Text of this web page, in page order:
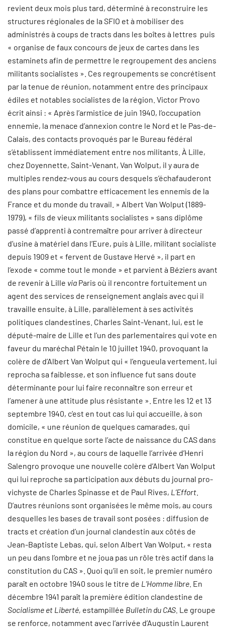
revient deux mois plus tard, déterminé à reconstruire les
structures régionales de la SFIO et à mobiliser des
administrés à coups de tracts dans les boîtes à lettres puis
« organise de faux concours de jeux de cartes dans les
estaminets afin de permettre le regroupement des anciens
militants socialistes ». Ces regroupements se concrétisent
par la tenue de réunion, notamment entre des principaux
édiles et notables socialistes de la région. Victor Provo
écrit ainsi : « Après l’armistice de juin 1940, l’occupation
ennemie, la menace d’annexion contre le Nord et le Pas-de-
Calais, des contacts provoqués par le Bureau fédéral
s’établissent immédiatement entre nos militants. À Lille,
chez Doyennette, Saint-Venant, Van Wolput, il y aura de
multiples rendez-vous au cours desquels s’échafauderont
des plans pour combattre efficacement les ennemis de la
France et du monde du travail. » Albert Van Wolput (1889-
1979), « fils de vieux militants socialistes » sans diplôme
passé d’apprenti à contremaître pour arriver à directeur
d’usine à matériel dans l’Eure, puis à Lille, militant socialiste
depuis 1909 et « fervent de Gustave Hervé », il part en
l’exode « comme tout le monde » et parvient à Béziers avant
de revenir à Lille via Paris où il rencontre fortuitement un
agent des services de renseignement anglais avec qui il
travaille ensuite, à Lille, parallèlement à ses activités
politiques clandestines. Charles Saint-Venant, lui, est le
député-maire de Lille et l’un des parlementaires qui vote en
faveur du maréchal Pétain le 10 juillet 1940, provoquant la
colère de d’Albert Van Wolput qui « l’engueula vertement, lui
reprocha sa faiblesse, et son influence fut sans doute
déterminante pour lui faire reconnaître son erreur et
l’amener à une attitude plus résistante ». Entre les 12 et 13
septembre 1940, c’est en tout cas lui qui accueille, à son
domicile, « une réunion de quelques camarades, qui
constitue en quelque sorte l’acte de naissance du CAS dans
la région du Nord », au cours de laquelle l’arrivée d’Henri
Salengro provoque une nouvelle colère d’Albert Van Wolput
qui lui reproche sa participation aux débuts du journal pro-
vichyste de Charles Spinasse et de Paul Rives, L’Effort
D’autres réunions sont organisées le même mois, au cours
desquelles les bases de travail sont posées : diffusion de
tracts et création d’un journal clandestin aux côtés de
Jean-Baptiste Lebas, qui, selon Albert Van Wolput, « resta
un peu dans l’ombre et ne joua pas un rôle très actif dans la
constitution du CAS ». Quoi qu’il en soit, le premier numéro
paraît en octobre 1940 sous le titre de L’Homme libre . En
décembre 1941 paraît la première édition clandestine de
Socialisme et Liberté, estampillée Bulletin du CAS. Le groupe
se renforce, notamment avec l’arrivée d’Augustin Laurent